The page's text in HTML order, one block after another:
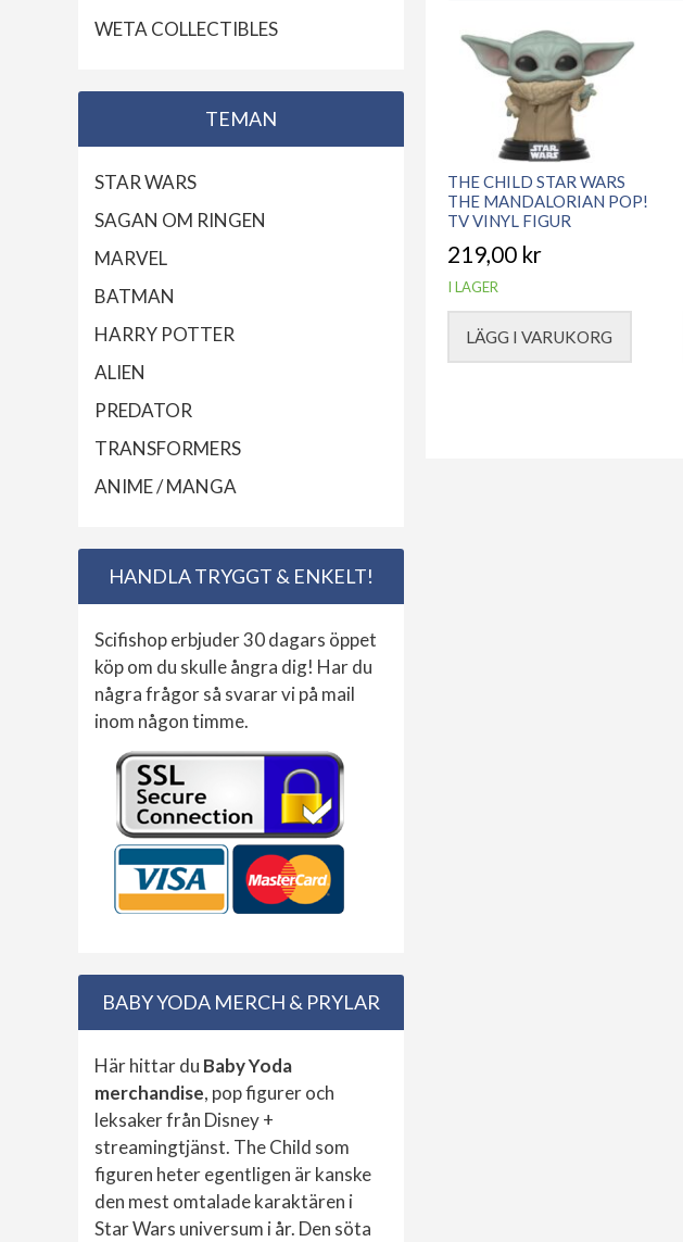
THE CHILD STAR WARS
THE MANDALORIAN POP!
TV VINYL FIGUR
219,00 kr
I LAGER
LÄGG I VARUKORG
WETA COLLECTIBLES
TEMAN
STAR WARS
SAGAN OM RINGEN
MARVEL
BATMAN
HARRY POTTER
ALIEN
PREDATOR
TRANSFORMERS
ANIME / MANGA
HANDLA TRYGGT & ENKELT!
Scifishop erbjuder 30 dagars öppet
köp om du skulle ångra dig! Har du
några frågor så svarar vi på mail
inom någon timme.
BABY YODA MERCH & PRYLAR
Här hittar du Baby Yoda
merchandise, pop figurer och
leksaker från Disney +
streamingtjänst. The Child som
figuren heter egentligen är kanske
den mest omtalade karaktären i
Star Wars universum i år. Den söta